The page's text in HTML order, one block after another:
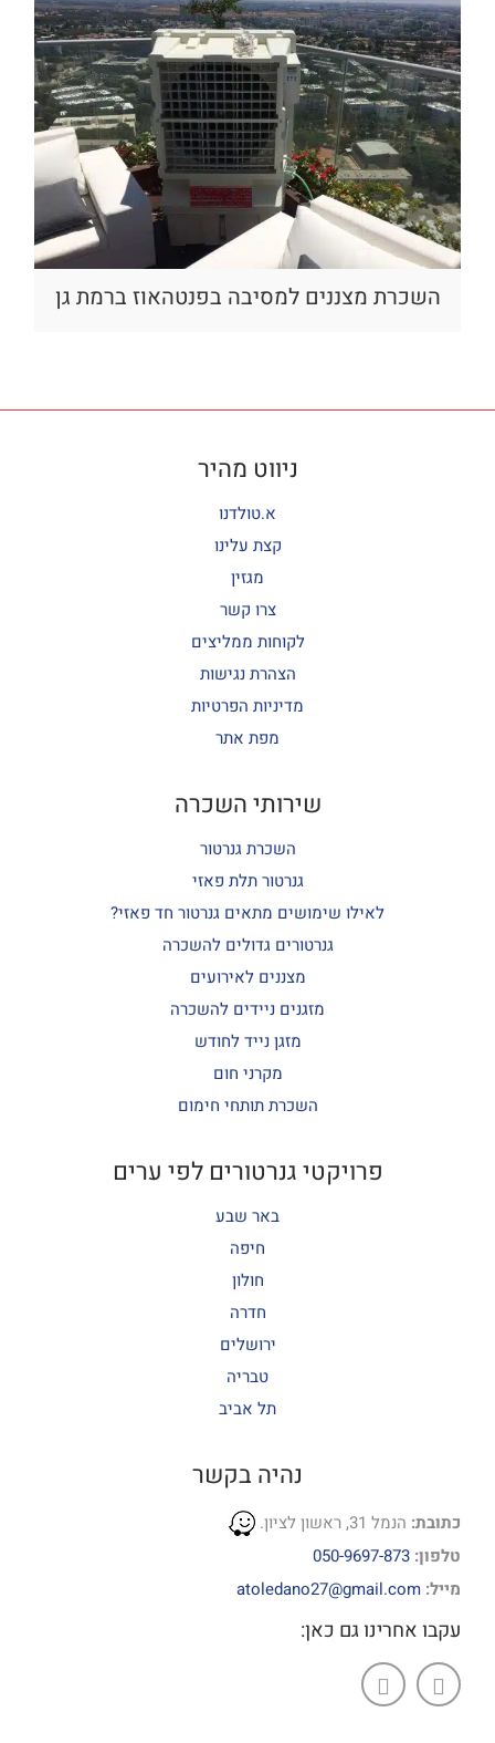
השכרת מצננים למסיבה בפנטהאוז ברמת גן
ניווט מהיר
א.טולדנו
קצת עלינו
מגזין
צרו קשר
לקוחות ממליצים
הצהרת נגישות
מדיניות הפרטיות
מפת אתר
שירותי השכרה
השכרת גנרטור
גנרטור תלת פאזי
לאילו שימושים מתאים גנרטור חד פאזי?
גנרטורים גדולים להשכרה
מצננים לאירועים
מזגנים ניידים להשכרה
מזגן נייד לחודש
מקרני חום
השכרת תותחי חימום
פרויקטי גנרטורים לפי ערים
באר שבע
חיפה
חולון
חדרה
ירושלים
טבריה
תל אביב
נהיה בקשר
כתובת: הנמל 31, ראשון לציון.
טלפון: 050-9697-873
מייל: atoledano27@gmail.com
עקבו אחרינו גם כאן: